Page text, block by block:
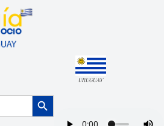
URUGUAY
Botón de búsqueda